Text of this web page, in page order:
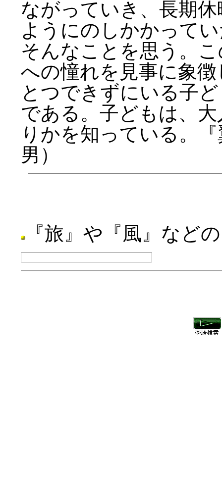
ながっていき、長期
ようにのしかかって
そんなことを思う。
への憧れを見事に象
とつできずにいる子
である。子どもは、
りかを知っている。
男）
『旅』や『風』など